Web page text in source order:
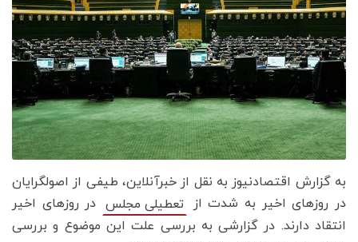
به گزارش اقتصادنیوز به نقل از خبرآنلاین، طیفی از اصولگرایان
در روزهای اخیر به شدت از
تعطیلی مجلس در روزهای اخیر
انتقاد دارند. در گزارشی به بررسی علت این موضوع و بررسی